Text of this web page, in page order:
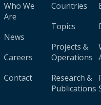
Who We
Are
News
Careers
Contact
Countries
Topics
Projects &
Operations
Research &
Publications